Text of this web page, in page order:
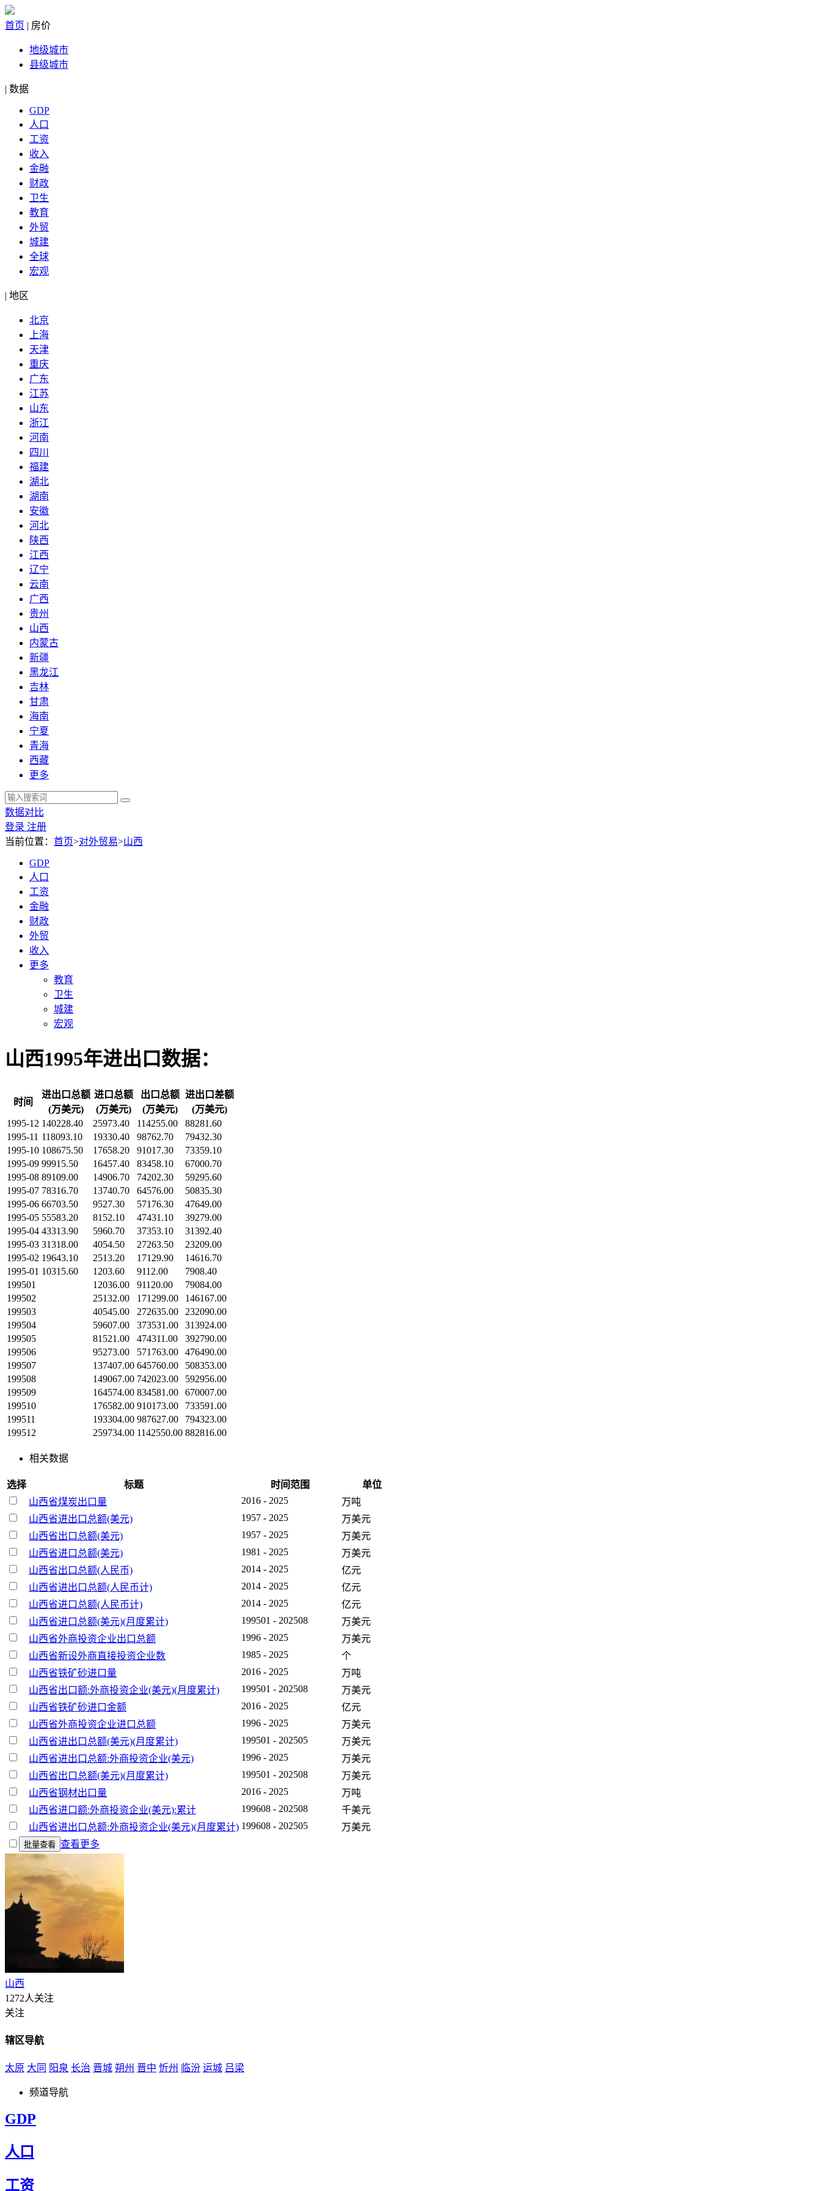
首页 | 房价
地级城市
县级城市
| 数据
GDP
人口
工资
收入
金融
财政
卫生
教育
外贸
城建
全球
宏观
| 地区
北京
上海
天津
重庆
广东
江苏
山东
浙江
河南
四川
福建
湖北
湖南
安徽
河北
陕西
江西
辽宁
云南
广西
贵州
山西
内蒙古
新疆
黑龙江
吉林
甘肃
海南
宁夏
青海
西藏
更多
数据对比
登录 注册
当前位置： 首页>对外贸易>山西
GDP
人口
工资
金融
财政
外贸
收入
更多
教育
卫生
城建
宏观
山西1995年进出口数据：
时间
进出口总额
(万美元)
进口总额
(万美元)
出口总额
(万美元)
进出口差额
(万美元)
1995-12 140228.40 25973.40 114255.00
88281.60
1995-11 118093.10 19330.40 98762.70
79432.30
1995-10 108675.50 17658.20 91017.30
73359.10
1995-09 99915.50 16457.40 83458.10
67000.70
1995-08 89109.00 14906.70 74202.30
59295.60
1995-07 78316.70 13740.70 64576.00
50835.30
1995-06 66703.50 9527.30 57176.30
47649.00
1995-05 55583.20 8152.10 47431.10
39279.00
1995-04 43313.90 5960.70 37353.10
31392.40
1995-03 31318.00 4054.50 27263.50
23209.00
1995-02 19643.10 2513.20 17129.90
14616.70
1995-01 10315.60 1203.60 9112.00
7908.40
199501
12036.00 91120.00
79084.00
199502
25132.00 171299.00
146167.00
199503
40545.00 272635.00
232090.00
199504
59607.00 373531.00
313924.00
199505
81521.00 474311.00
392790.00
199506
95273.00 571763.00
476490.00
199507
137407.00 645760.00
508353.00
199508
149067.00 742023.00
592956.00
199509
164574.00 834581.00
670007.00
199510
176582.00 910173.00
733591.00
199511
193304.00 987627.00
794323.00
199512
259734.00 1142550.00 882816.00
相关数据
选择 标题 时间范围
单位
山西省煤炭出口量
2016 - 2025
万吨
山西省进出口总额(美元)
1957 - 2025
万美元
山西省出口总额(美元)
1957 - 2025
万美元
山西省进口总额(美元)
1981 - 2025
万美元
山西省出口总额(人民币)
2014 - 2025
亿元
山西省进出口总额(人民币计)
2014 - 2025
亿元
山西省进口总额(人民币计)
2014 - 2025
亿元
山西省进口总额(美元)(月度累计)
199501 - 202508
万美元
山西省外商投资企业出口总额
1996 - 2025
万美元
山西省新设外商直接投资企业数
1985 - 2025
个
山西省铁矿砂进口量
2016 - 2025
万吨
山西省出口额:外商投资企业(美元)(月度累计)
199501 - 202508
万美元
山西省铁矿砂进口金额
2016 - 2025
亿元
山西省外商投资企业进口总额
1996 - 2025
万美元
山西省进出口总额(美元)(月度累计)
199501 - 202505
万美元
山西省进出口总额:外商投资企业(美元)
1996 - 2025
万美元
山西省出口总额(美元)(月度累计)
199501 - 202508
万美元
山西省钢材出口量
2016 - 2025
万吨
山西省进口额:外商投资企业(美元):累计
199608 - 202508
千美元
山西省进出口总额:外商投资企业(美元)(月度累计) 199608 - 202505 万美元
批量查看 查看更多
山西
1272人关注
关注
辖区导航
太原 大同 阳泉 长治 晋城 朔州 晋中 忻州 临汾 运城 吕梁
频道导航
GDP
人口
工资